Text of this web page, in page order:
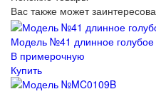
Вас также может
Модель №41 длинное голубое
В примерочную
Купить